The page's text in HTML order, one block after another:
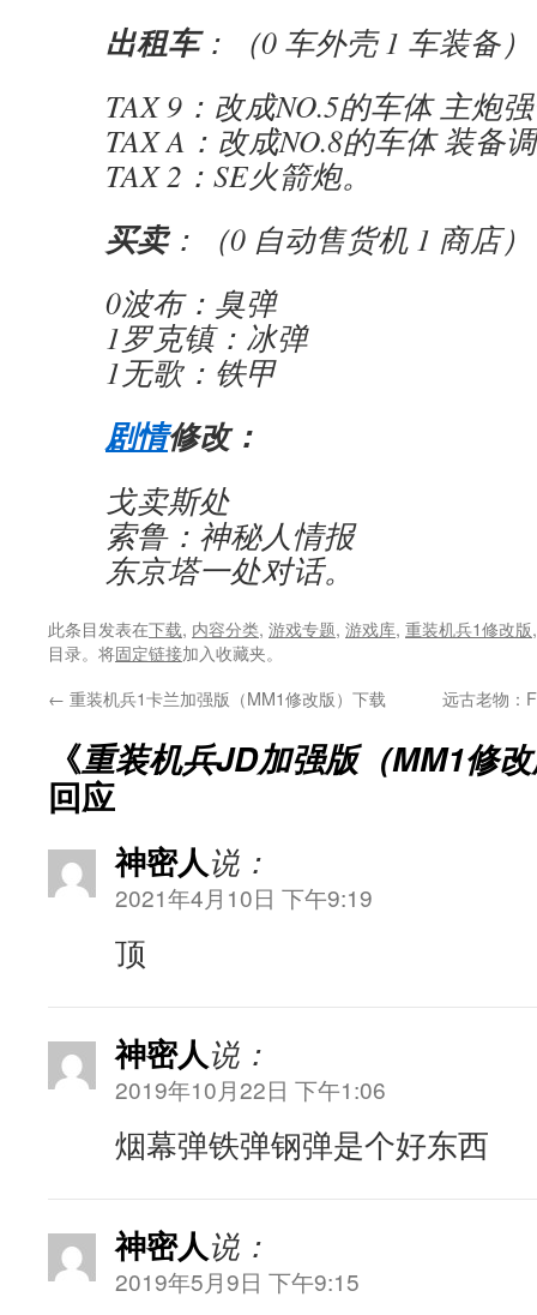
出租车：（0 车外壳 1 车装备）
TAX 9：改成NO.5的车体 主炮
TAX A：改成NO.8的车体 装备
TAX 2：SE火箭炮。
买卖：（0 自动售货机 1 商店）
0波布：臭弹
1罗克镇：冰弹
1无歌：铁甲
剧情修改：
戈卖斯处
索鲁：神秘人情报
东京塔一处对话。
此条目发表在下载, 内容分类, 游戏专题, 游戏库, 重装机兵1修改版
目录。将固定链接加入收藏夹。
← 重装机兵1卡兰加强版（MM1修改版）下载 远古老物：
《重装机兵JD加强版（MM1修
回应
神密人说：
2021年4月10日 下午9:19
顶
神密人说：
2019年10月22日 下午1:06
烟幕弹铁弹钢弹是个好东西
神密人说：
2019年5月9日 下午9:15